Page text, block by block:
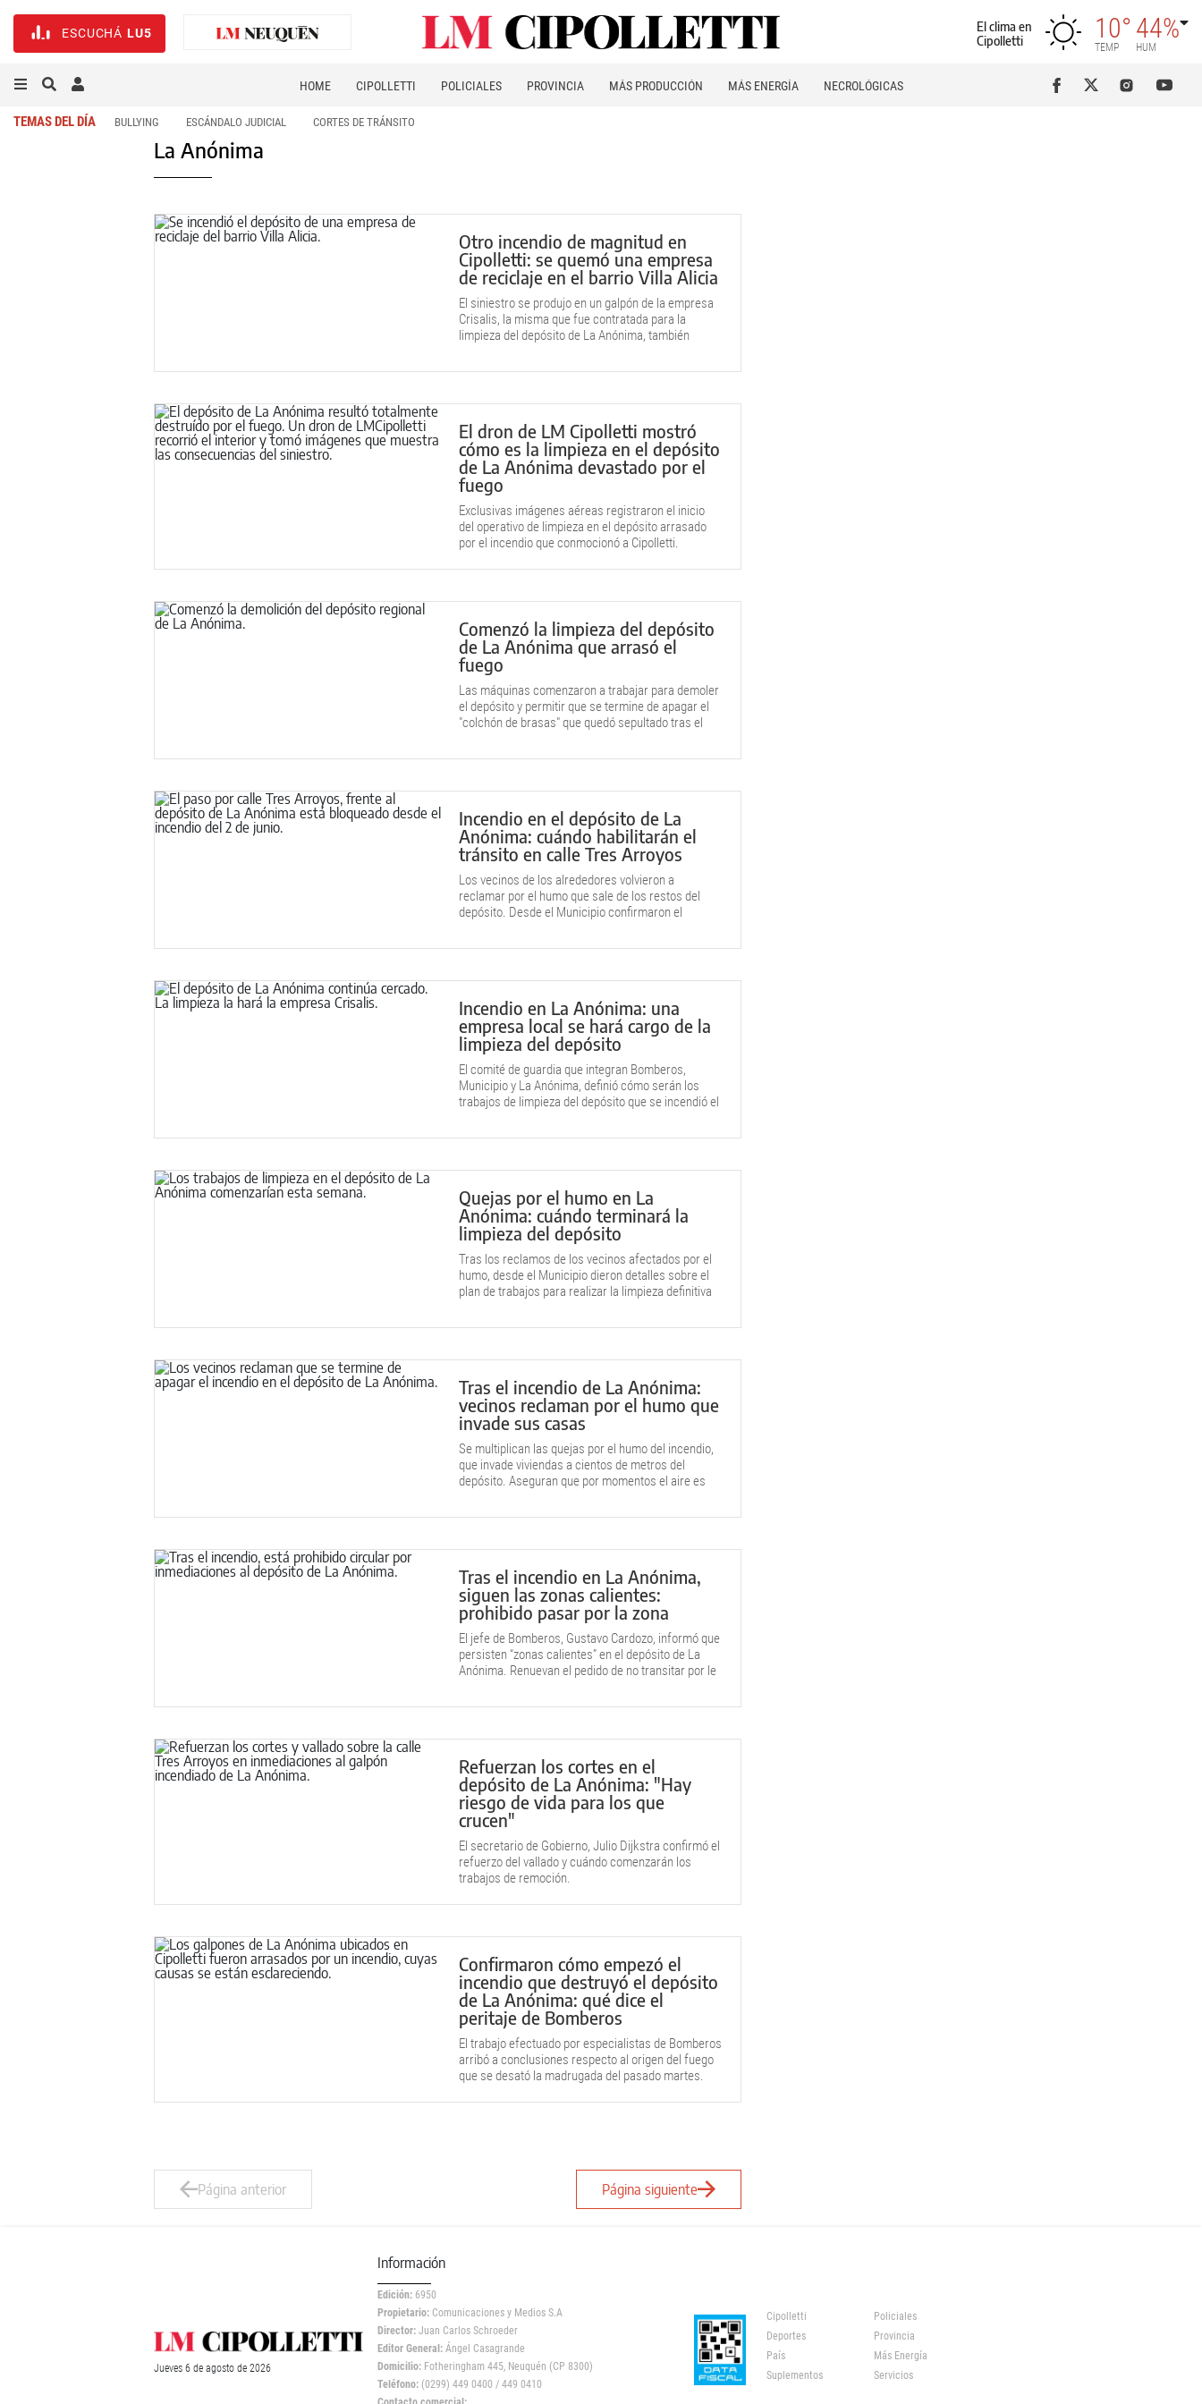
ESCUCHÁ LU5
El clima en
Cipolletti
10°
TEMP
44%
HUM
HOME CIPOLLETTI POLICIALES PROVINCIA MÁS PRODUCCIÓN MÁS ENERGÍA NECROLÓGICAS
TEMAS DEL DÍA BULLYING ESCÁNDALO JUDICIAL CORTES DE TRÁNSITO
La Anónima
Otro incendio de magnitud en
Cipolletti: se quemó una empresa
de reciclaje en el barrio Villa Alicia
El siniestro se produjo en un galpón de la empresa
Crisalis, la misma que fue contratada para la
limpieza del depósito de La Anónima, también
El dron de LM Cipolletti mostró
cómo es la limpieza en el depósito
de La Anónima devastado por el
fuego
Exclusivas imágenes aéreas registraron el inicio
del operativo de limpieza en el depósito arrasado
por el incendio que conmocionó a Cipolletti.
Comenzó la limpieza del depósito
de La Anónima que arrasó el
fuego
Las máquinas comenzaron a trabajar para demoler
el depósito y permitir que se termine de apagar el
"colchón de brasas" que quedó sepultado tras el
Incendio en el depósito de La
Anónima: cuándo habilitarán el
tránsito en calle Tres Arroyos
Los vecinos de los alrededores volvieron a
reclamar por el humo que sale de los restos del
depósito. Desde el Municipio confirmaron el
Incendio en La Anónima: una
empresa local se hará cargo de la
limpieza del depósito
El comité de guardia que integran Bomberos,
Municipio y La Anónima, definió cómo serán los
trabajos de limpieza del depósito que se incendió el
Quejas por el humo en La
Anónima: cuándo terminará la
limpieza del depósito
Tras los reclamos de los vecinos afectados por el
humo, desde el Municipio dieron detalles sobre el
plan de trabajos para realizar la limpieza definitiva
Tras el incendio de La Anónima:
vecinos reclaman por el humo que
invade sus casas
Se multiplican las quejas por el humo del incendio,
que invade viviendas a cientos de metros del
depósito. Aseguran que por momentos el aire es
Tras el incendio en La Anónima,
siguen las zonas calientes:
prohibido pasar por la zona
El jefe de Bomberos, Gustavo Cardozo, informó que
persisten “zonas calientes” en el depósito de La
Anónima. Renuevan el pedido de no transitar por le
Refuerzan los cortes en el
depósito de La Anónima: "Hay
riesgo de vida para los que
crucen"
El secretario de Gobierno, Julio Dijkstra confirmó el
refuerzo del vallado y cuándo comenzarán los
trabajos de remoción.
Confirmaron cómo empezó el
incendio que destruyó el depósito
de La Anónima: qué dice el
peritaje de Bomberos
El trabajo efectuado por especialistas de Bomberos
arribó a conclusiones respecto al origen del fuego
que se desató la madrugada del pasado martes.
Página anterior Página siguiente
Jueves 6 de agosto de 2026
Información
Edición: 6950
Propietario: Comunicaciones y Medios S.A
Director: Juan Carlos Schroeder
Editor General: Ángel Casagrande
Domicilio: Fotheringham 445, Neuquén (CP 8300)
Teléfono: (0299) 449 0400 / 449 0410
Cipolletti
Policiales
Deportes
Provincia
País
Más Energía
Suplementos
Servicios